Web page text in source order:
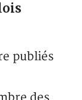
publiés